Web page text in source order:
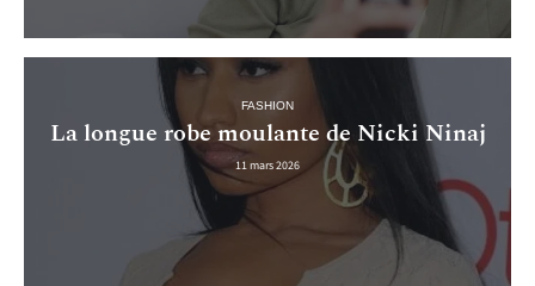
FASHION
La longue robe moulante de Nicki Ninaj
11 mars 2026